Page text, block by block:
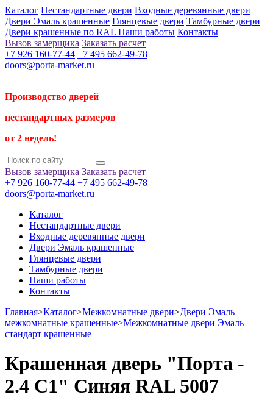
Каталог Нестандартные двери Входные деревянные двери
Двери Эмаль крашенные Глянцевые двери Тамбурные двери
Двери крашенные по RAL Наши работы Контакты
Вызов замерщика Заказать расчет
+7 926 160-77-44 +7 495 662-49-78
doors@porta-market.ru
Производство дверей
нестандартных размеров
от 2 недель!
Вызов замерщика Заказать расчет
+7 926 160-77-44 +7 495 662-49-78
doors@porta-market.ru
Каталог
Нестандартные двери
Входные деревянные двери
Двери Эмаль крашенные
Глянцевые двери
Тамбурные двери
Наши работы
Контакты
Главная>Каталог>Межкомнатные двери>Двери Эмаль
межкомнатные крашенные>Межкомнатные двери Эмаль
стандарт крашенные
Крашенная дверь "Порта -
2.4 С1" Синяя RAL 5007